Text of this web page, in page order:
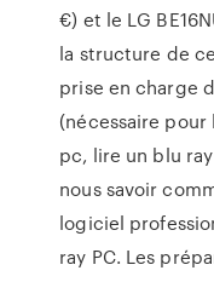
€) et le LG
la structure de
prise en charge
(nécessaire
pc, lire un blu
nous savoir
logiciel
ray PC. Les